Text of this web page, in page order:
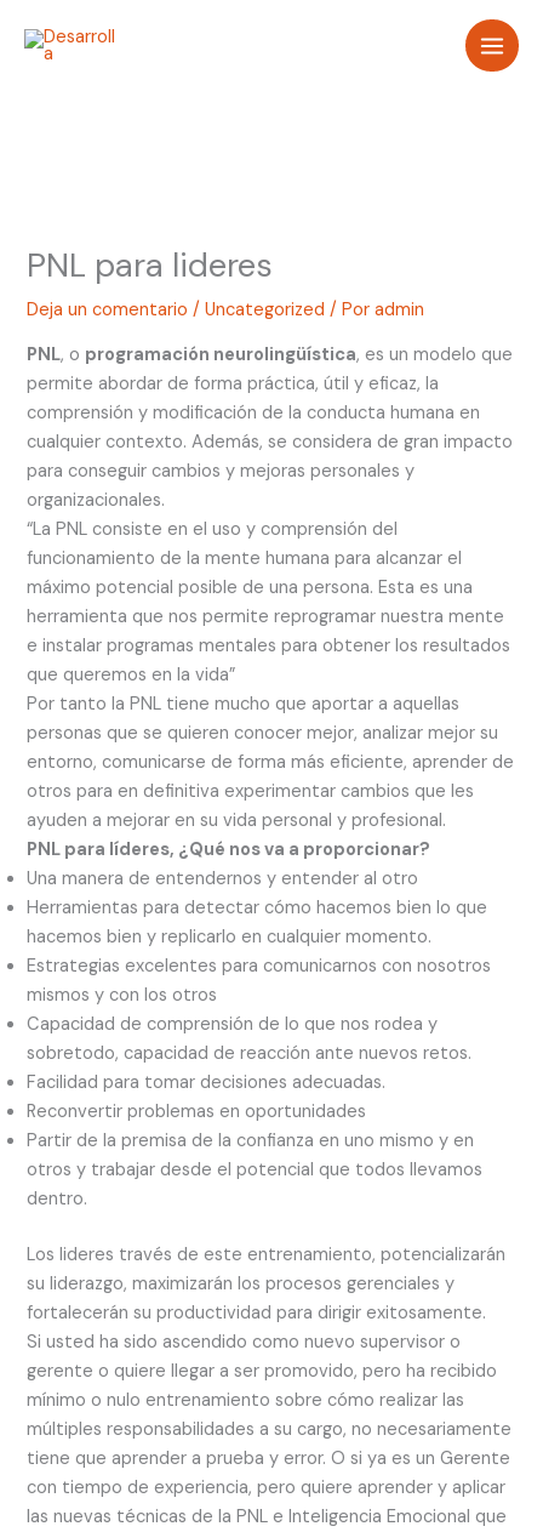
PNL para lideres
Deja un comentario /Uncategorized / Poradmin
PNL, o programación neurolingüística, es un modelo que
permite abordar de forma práctica, útil y eficaz, la
comprensión y modificación de la conducta humana en
cualquier contexto. Además, se considera de gran impacto
para conseguir cambios y mejoras personales y
organizacionales.
“La PNL consiste en el uso y comprensión del
funcionamiento de la mente humana para alcanzar el
máximo potencial posible de una persona. Esta es una
herramienta que nos permite reprogramar nuestra mente
e instalar programas mentales para obtener los resultados
que queremos en la vida”
Por tanto la PNL tiene mucho que aportar a aquellas
personas que se quieren conocer mejor, analizar mejor su
entorno, comunicarse de forma más eficiente, aprender de
otros para en definitiva experimentar cambios que les
ayuden a mejorar en su vida personal y profesional.
PNL para líderes, ¿Qué nos va a proporcionar?
Una manera de entendernos y entender al otro
Herramientas para detectar cómo hacemos bien lo que
hacemos bien y replicarlo en cualquier momento.
Estrategias excelentes para comunicarnos con nosotros
mismos y con los otros
Capacidad de comprensión de lo que nos rodea y
sobretodo, capacidad de reacción ante nuevos retos.
Facilidad para tomar decisiones adecuadas.
Reconvertir problemas en oportunidades
Partir de la premisa de la confianza en uno mismo y en
otros y trabajar desde el potencial que todos llevamos
dentro.
Los lideres través de este entrenamiento, potencializarán
su liderazgo, maximizarán los procesos gerenciales y
fortalecerán su productividad para dirigir exitosamente.
Si usted ha sido ascendido como nuevo supervisor o
gerente o quiere llegar a ser promovido, pero ha recibido
mínimo o nulo entrenamiento sobre cómo realizar las
múltiples responsabilidades a su cargo, no necesariamente
tiene que aprender a prueba y error. O si ya es un Gerente
con tiempo de experiencia, pero quiere aprender y aplicar
las nuevas técnicas de la PNL e Inteligencia Emocional que